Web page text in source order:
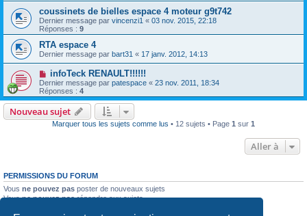
coussinets de bielles espace 4 moteur g9t742
Dernier message par vincenzi1 « 03 nov. 2015, 22:18
Réponses : 9
RTA espace 4
Dernier message par bart31 « 17 janv. 2012, 14:13
infoTeck RENAULT!!!!!!
Dernier message par patespace « 23 nov. 2011, 18:34
Réponses : 4
Nouveau sujet
Marquer tous les sujets comme lus • 12 sujets • Page 1 sur 1
Aller à
PERMISSIONS DU FORUM
Vous ne pouvez pas poster de nouveaux sujets
Vousne pouvez pasrépondre aux sujets